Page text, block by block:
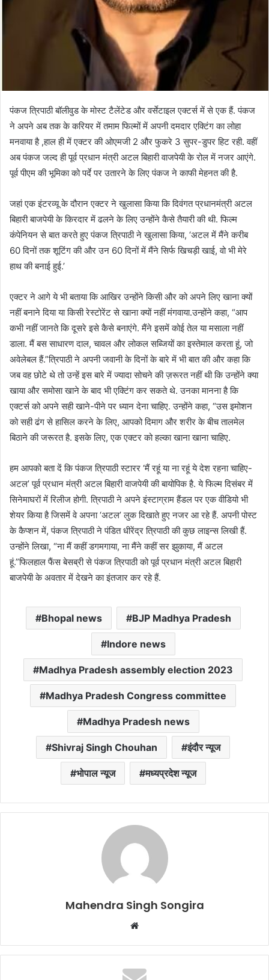
पंकज त्रिपाठी बॉलीवुड के मोस्ट टैलेंटेड और वर्सेटाइल एक्टर्स में से एक हैं. पंकज
ने अपने अब तक के करियर में तमाम फिल्मों में अपनी दमदार एक्टिंग का लोहा
मनवाया है ,हाल ही में एक्टर की ओएमजी 2 और फुकरे 3 सुपर-डुपर हिट रही. वहीं
अब पंकज जल्द ही पूर्व प्रधान मंत्री अटल बिहारी वाजपेयी के रोल में नजर आएंगे.
पूर्व पीएम की भूमिका को पर्दे पर उतारने के लिए पंकज ने काफी मेहनत की है.
जहां एक इंटरव्यू के दौरान एक्टर ने खुलासा किया कि दिवंगत प्रधानमंत्री अटल
बिहारी बाजपेयी के किरदार में ढलने के लिए उन्होंने कैसे तैयारी की थी. फिल्म
कंपेनियन से बात करते हुए पंकज त्रिपाठी ने खुलासा किया, ‘अटल में मैंने करीब
60 दिनों तक शूटिंग की और उन 60 दिनों में मैंने सिर्फ खिचड़ी खाई, वो भी मेरे
हाथ की बनाई हुई.’
एक्टर ने आगे ये भी बताया कि आखिर उन्होंने किसी और को अपने लिए खाना क्यों
नहीं बनाने दिया या किसी रेस्टोरेंट से खाना क्यों नहीं मंगवाया.उन्होंने कहा, “आप
कभी नहीं जानते कि दूसरे इसे कैसे बनाएंगे. मैंने इसमें कोई तेल या मसाला नहीं
डाला. मैं बस साधारण दाल, चावल और लोकल सब्जियों का इस्तेमाल करता हूं, जो
अवेलेबल हैं.”त्रिपाठी ने अपनी जवानी के दिनों के बारे में भी बात की और कहा कि
जब वह छोटे थे तो उन्हें इस बारे में ज्यादा सोचने की ज़रूरत नहीं थी कि उन्होंने क्या
खाया और समोसा खाने के बाद भी एक्टिंग कर सकते थे. उनका मानना है कि
एक्टर्स को अपने सही खाने-पीने पर ध्यान देना चाहिए. उन्होंने कहा, “उस इमोशन
को सही ढंग से हासिल करने के लिए, आपको दिमाग और शरीर के बीच तालमेल
बिठाने की जरूरत है. इसके लिए, एक एक्टर को हल्का खाना खाना चाहिए.
हम आपको बता दें कि पंकज त्रिपाठी स्टारर ‘मैं रहूं या ना रहूं ये देश रहना चाहिए-
अटल’ पूर्व प्रधान मंत्री अटल बिहारी वाजपेयी की बायोपिक है. ये फिल्म दिसंबर में
सिनेमाघरों में रिलीज होगी. त्रिपाठी ने अपने इंस्टाग्राम हैंडल पर एक वीडियो भी
शेयर किया है जिसमें वे अपना ‘अटल’ लुक दिखाते हुए नजर आ रहे हैं. अपनी पोस्ट
के कैप्शन में, पंकज त्रिपाठी ने पंडित धीरेंद्र त्रिपाठी की कुछ लाइन्स लिखी हैं.
उन्होंने लिखा, “ना मैं कहीं डगमगाया, ना मैंने कहीं सर झुकाया, मैं अटल
हूं.”फिलहाल फैंस बेसब्री से पंकज त्रिपाठी को पूर्व प्रधान मंत्री अटल बिहारी
बाजपेयी के अवतार में देखने का इंतजार कर रहे हैं.
Bhopal news BJP Madhya Pradesh
Indore news
Madhya Pradesh assembly election 2023
Madhya Pradesh Congress committee
Madhya Pradesh news
Shivraj Singh Chouhan इंदौर न्यूज
भोपाल न्यूज मध्यप्रदेश न्यूज
Mahendra Singh Songira
Website